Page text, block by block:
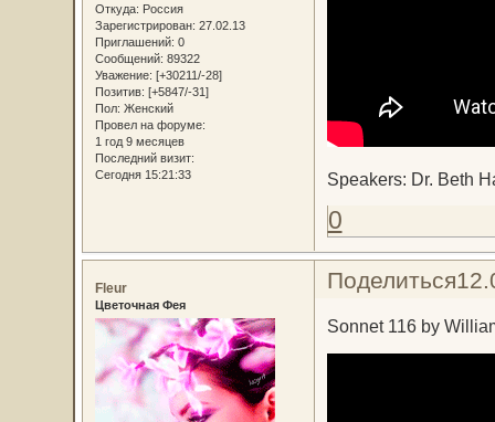
Откуда: Россия
Зарегистрирован: 27.02.13
Приглашений: 0
Сообщений: 89322
Уважение: [+30211/-28]
Позитив: [+5847/-31]
Пол: Женский
Провел на форуме:
1 год 9 месяцев
Последний визит:
Сегодня 15:21:33
Speakers: Dr. Beth
0
Поделиться
Fleur
Цветочная Фея
Sonnet 116 by